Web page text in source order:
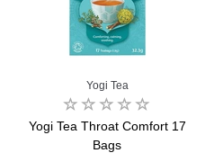
Yogi Tea
Yogi Tea Throat Comfort 17
Bags